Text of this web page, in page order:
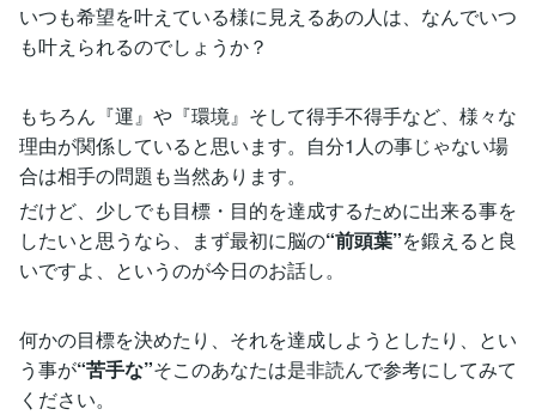
いつも希望を叶えている様に見えるあの人は、なんでいつ
も叶えられるのでしょうか？
もちろん『運』や『環境』そして得手不得手など、様々な
理由が関係していると思います。自分1人の事じゃない場
合は相手の問題も当然あります。
だけど、少しでも目標・目的を達成するために出来る事を
したいと思うなら、まず最初に脳の“前頭葉”を鍛えると良
いですよ、というのが今日のお話し。
何かの目標を決めたり、それを達成しようとしたり、とい
う事が“苦手な”そこのあなたは是非読んで参考にしてみて
ください。